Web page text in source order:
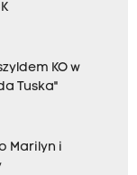
KO w
Tuska"
Marilyn i